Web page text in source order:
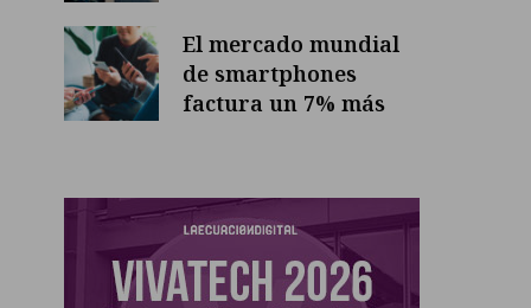
El mercado mundial
de smartphones
factura un 7% más